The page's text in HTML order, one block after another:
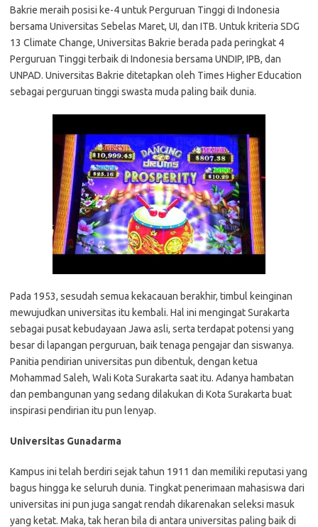
Bakrie meraih posisi ke-4 untuk Perguruan Tinggi di Indonesia
bersama Universitas Sebelas Maret, UI, dan ITB. Untuk kriteria SDG
13 Climate Change, Universitas Bakrie berada pada peringkat 4
Perguruan Tinggi terbaik di Indonesia bersama UNDIP, IPB, dan
UNPAD. Universitas Bakrie ditetapkan oleh Times Higher Education
sebagai perguruan tinggi swasta muda paling baik dunia.
Pada 1953, sesudah semua kekacauan berakhir, timbul keinginan
mewujudkan universitas itu kembali. Hal ini mengingat Surakarta
sebagai pusat kebudayaan Jawa asli, serta terdapat potensi yang
besar di lapangan perguruan, baik tenaga pengajar dan siswanya.
Panitia pendirian universitas pun dibentuk, dengan ketua
Mohammad Saleh, Wali Kota Surakarta saat itu. Adanya hambatan
dan pembangunan yang sedang dilakukan di Kota Surakarta buat
inspirasi pendirian itu pun lenyap.
Universitas Gunadarma
Kampus ini telah berdiri sejak tahun 1911 dan memiliki reputasi yang
bagus hingga ke seluruh dunia. Tingkat penerimaan mahasiswa dari
universitas ini pun juga sangat rendah dikarenakan seleksi masuk
yang ketat. Maka, tak heran bila di antara universitas paling baik di